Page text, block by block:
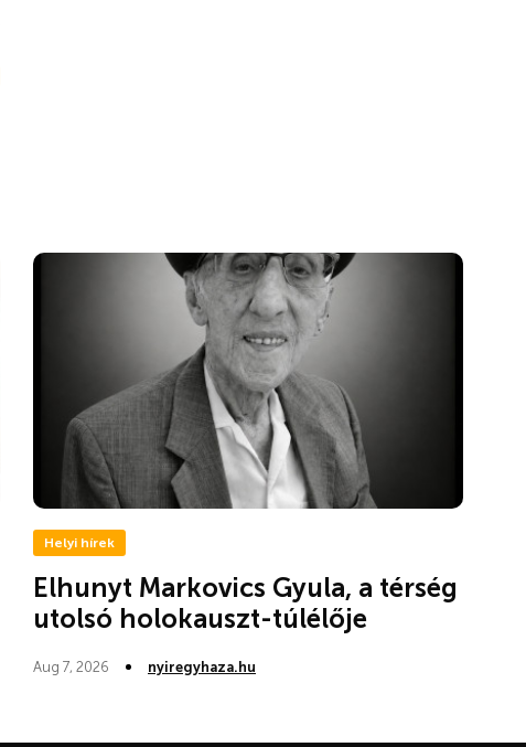
Helyi hírek
Elhunyt Markovics Gyula, a térség
utolsó holokauszt-túlélője
Aug 7, 2026 nyiregyhaza.hu